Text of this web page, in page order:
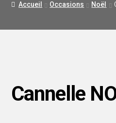
LIVRAISON
Accueil Occasions Noël
Cannelle